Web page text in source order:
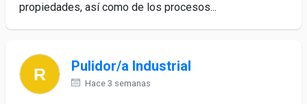
propiedades, así como de los procesos...
Pulidor/a Industrial
Hace 3 semanas